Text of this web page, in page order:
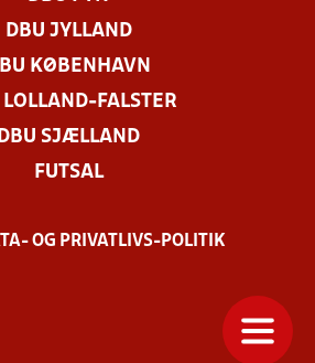
DBU JYLLAND
KØBENHAVN
LOLLAND-FALSTER
DBU SJÆLLAND
FUTSAL
OG PRIVATLIVS-POLITIK